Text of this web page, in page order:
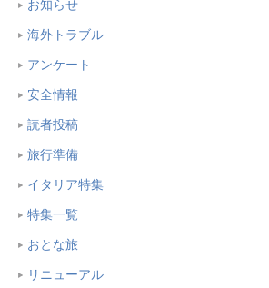
お知らせ
海外トラブル
アンケート
安全情報
読者投稿
旅行準備
イタリア特集
特集一覧
おとな旅
リニューアル